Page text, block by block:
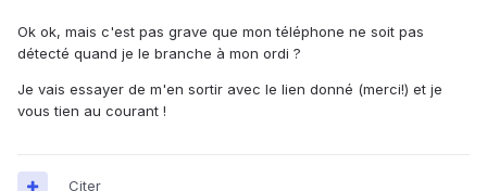
Ok ok, mais c'est pas grave que mon téléphone ne soit pas
détecté quand je le branche à mon ordi ?
Je vais essayer de m'en sortir avec le lien donné (merci!) et je
vous tien au courant !
Citer